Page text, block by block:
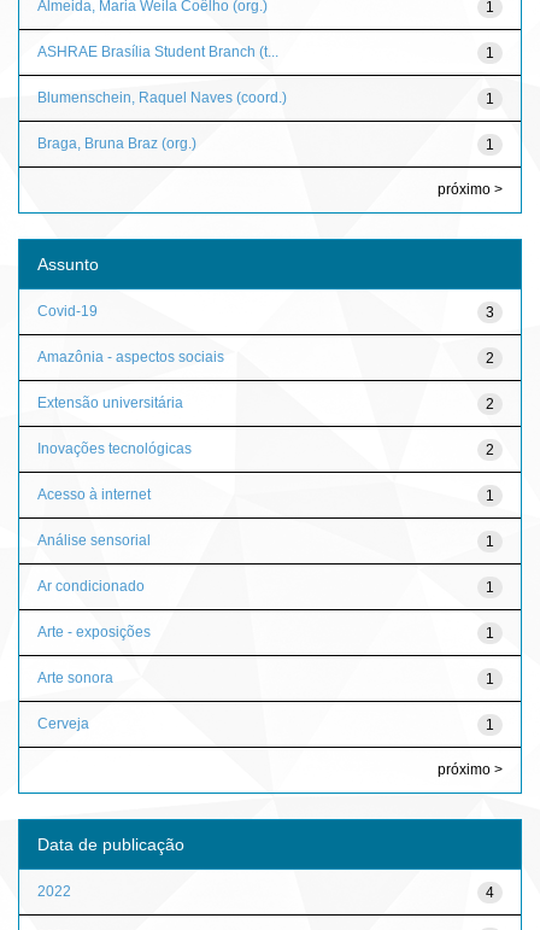
1
Almeida, Maria Weila Coêlho (org.)
1
ASHRAE Brasília Student Branch (t...
1
Blumenschein, Raquel Naves (coord.)
1
Braga, Bruna Braz (org.)
próximo >
Assunto
3
Covid-19
2
Amazônia - aspectos sociais
2
Extensão universitária
2
Inovações tecnológicas
1
Acesso à internet
1
Análise sensorial
1
Ar condicionado
1
Arte - exposições
1
Arte sonora
1
Cerveja
próximo >
Data de publicação
4
2022